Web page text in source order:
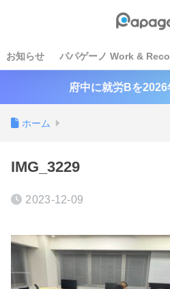
お知らせ パパゲーノ Work &
府中に就労Bを2026
ホーム
IMG_3229
2023-12-09